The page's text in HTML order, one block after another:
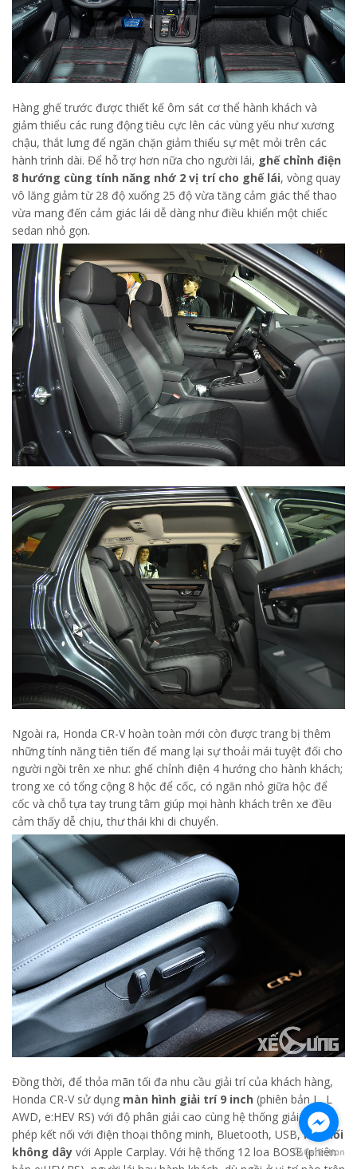
Hàng ghế trước được thiết kế ôm sát cơ thể hành khách và
giảm thiểu các rung động tiêu cực lên các vùng yếu như xương
chậu, thắt lưng để ngăn chặn giảm thiểu sự mệt mỏi trên các
hành trình dài. Để hỗ trợ hơn nữa cho người lái, ghế chỉnh điện
8 hướng cùng tính năng nhớ 2 vị trí cho ghế lái, vòng quay
vô lăng giảm từ 28 độ xuống 25 độ vừa tăng cảm giác thể thao
vừa mang đến cảm giác lái dễ dàng như điều khiển một chiếc
sedan nhỏ gọn.
Ngoài ra, Honda CR-V hoàn toàn mới còn được trang bị thêm
những tính năng tiên tiến để mang lại sự thoải mái tuyệt đối cho
người ngồi trên xe như: ghế chỉnh điện 4 hướng cho hành khách;
trong xe có tổng cộng 8 hộc để cốc, có ngăn nhỏ giữa hộc để
cốc và chỗ tựa tay trung tâm giúp mọi hành khách trên xe đều
cảm thấy dễ chịu, thư thái khi di chuyển.
Đồng thời, để thỏa mãn tối đa nhu cầu giải trí của khách hàng,
Honda CR-V sử dụng màn hình giải trí 9 inch (phiên bản L, L
AWD, e:HEV RS) với độ phân giải cao cùng hệ thống giải trí cho
phép kết nối với điện thoại thông minh, Bluetooth, USB,kết nối
không dây với Apple Carplay. Với hệ thống 12 loa BOSE (phiên